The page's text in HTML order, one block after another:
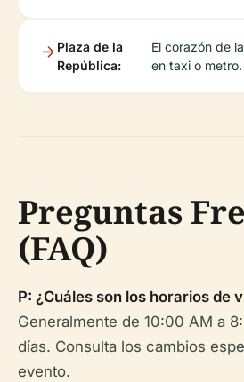
Plaza de la
República:
El corazón de
en taxi o metro.
Preguntas
(FAQ)
P: ¿Cuáles son los horarios de
Generalmente de 10:00 AM a
días. Consulta los cambios
evento.